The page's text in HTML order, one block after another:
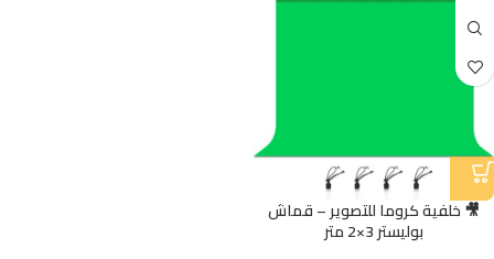
🎥 خلفية كروما للتصوير – قماش
بوليستر 3×2 متر